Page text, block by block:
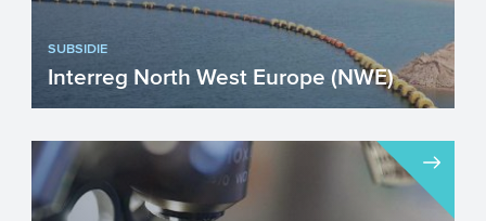
SUBSIDIE
Interreg North West Europe (NWE)
Interreg North West Europe richt zich
specifiek op grensoverschrijdende
samenwerking in Noordwest Eu...